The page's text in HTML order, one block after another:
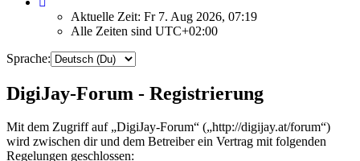
Aktuelle Zeit: Fr 7. Aug 2026, 07:19
Alle Zeiten sind UTC+02:00
Sprache:
DigiJay-Forum - Registrierung
Mit dem Zugriff auf „DigiJay-Forum“ („http://digijay.at/forum“)
wird zwischen dir und dem Betreiber ein Vertrag mit folgenden
Regelungen geschlossen: